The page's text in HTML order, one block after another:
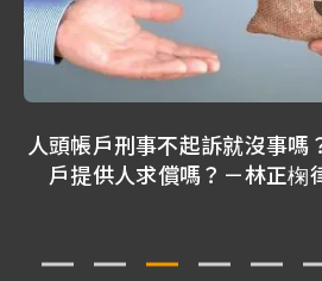
人頭帳戶刑事不起訴就沒事嗎
戶提供人求償嗎？－林正椈